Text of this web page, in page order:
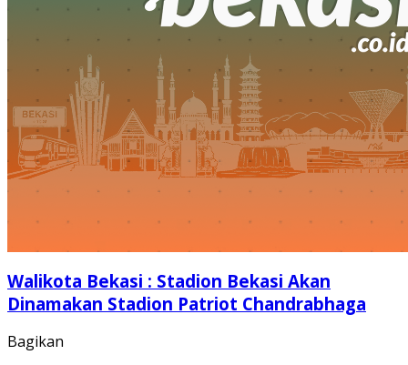
Walikota Bekasi : Stadion Bekasi Akan
Dinamakan Stadion Patriot Chandrabhaga
Bagikan